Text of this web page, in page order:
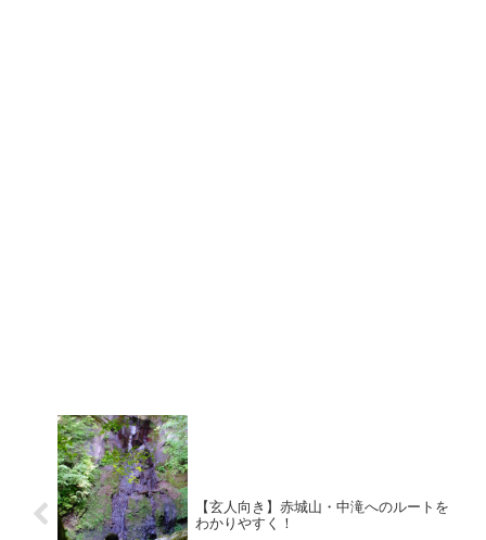
【玄人向き】赤城山・中滝へのルートを
わかりやすく！